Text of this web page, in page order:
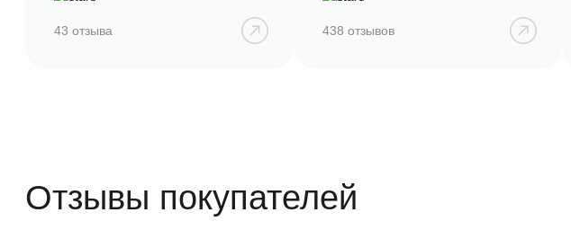
43 отзыва 438 отзывов
Отзывы покупателей